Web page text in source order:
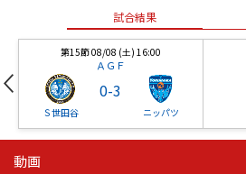
試合結果
第15節 08/08 (土) 16:00
ＡＧＦ
Ｓ世田谷
0-3
ニッパツ
動画